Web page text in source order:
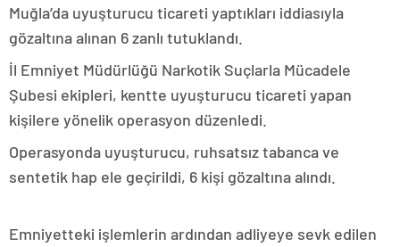
Muğla’da uyuşturucu ticareti yaptıkları iddiasıyla
gözaltına alınan 6 zanlı tutuklandı.
İl Emniyet Müdürlüğü Narkotik Suçlarla Mücadele
Şubesi ekipleri, kentte uyuşturucu ticareti yapan
kişilere yönelik operasyon düzenledi.
Operasyonda uyuşturucu, ruhsatsız tabanca ve
sentetik hap ele geçirildi, 6 kişi gözaltına alındı.
Emniyetteki işlemlerin ardından adliyeye sevk edilen